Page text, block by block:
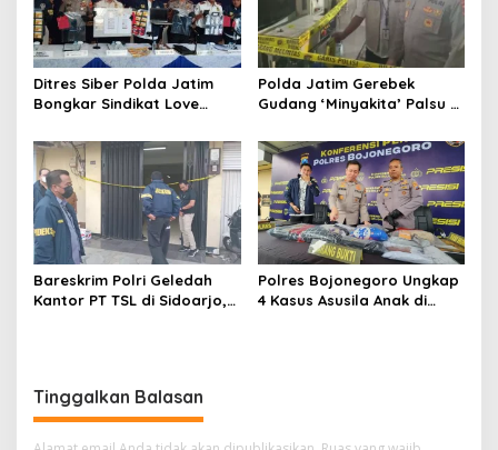
Ditres Siber Polda Jatim
Bongkar Sindikat Love
Libatkan WNA Ghana dan
Pantai Gading
Polda Jatim Gerebek
Gudang ‘Minyakita’ Palsu di
dan Tak Berizin
Bareskrim Polri Geledah
Kantor PT TSL di Sidoarjo,
Polres Bojonegoro Ungkap
4 Kasus Asusila Anak di
Tinggalkan Balasan